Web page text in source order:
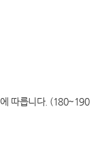
따릅니다. (180~190